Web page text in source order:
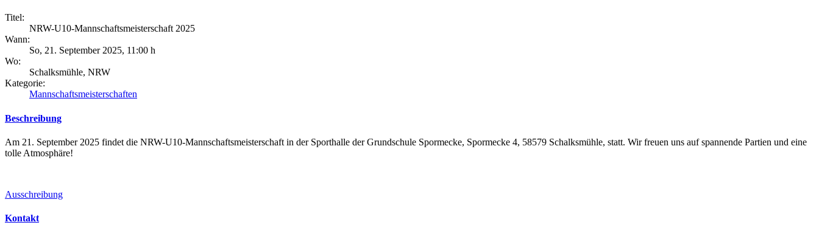
Titel:
NRW-U10-Mannschaftsmeisterschaft 2025
Wann:
So, 21. September 2025, 11:00 h
Wo:
Schalksmühle, NRW
Kategorie:
Mannschaftsmeisterschaften
Beschreibung
Am 21. September 2025 findet die NRW-U10-Mannschaftsmeisterschaft in der Sporthalle der Grundschule Spormecke, Spormecke 4, 58579 Schalksmühle, statt. Wir freuen uns auf spannende Partien und eine
tolle Atmosphäre!
Ausschreibung
Kontakt